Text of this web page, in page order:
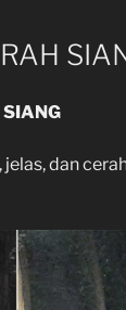
dan